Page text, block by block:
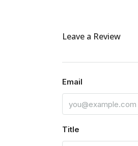
Leave a Review
Email
Title